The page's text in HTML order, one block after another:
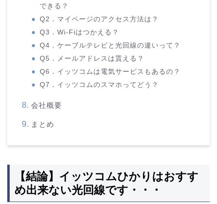
できる？
Q2．マイページのアクセス方法は？
Q3．Wi-Fiはつかえる？
Q4．ケーブルテレビと光回線の違いって？
Q5．メールアドレスは貰える？
Q6．イッツコムは電気サービスもあるの？
Q7．イッツコムのスマホってどう？
会社概要
まとめ
【結論】イッツコムひかりはおすす
め出来ない光回線です・・・